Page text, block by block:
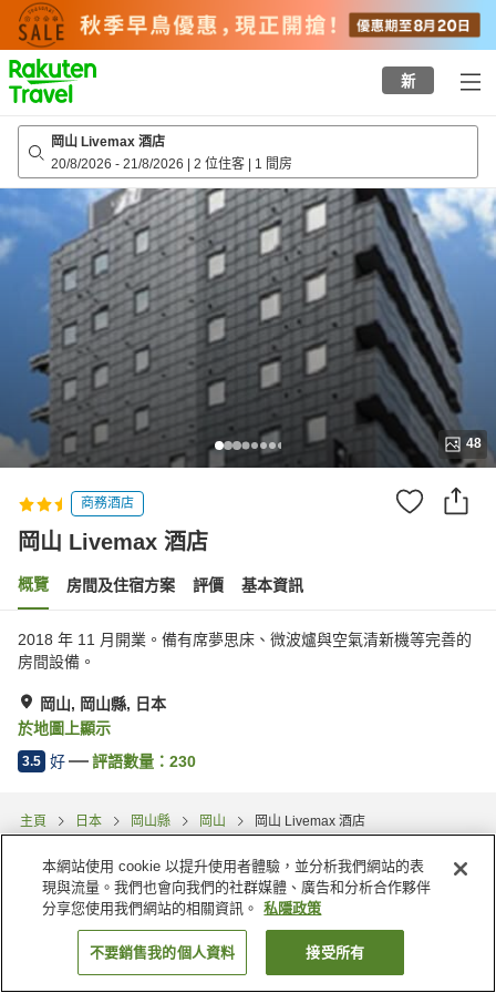
to
top
page
新
岡山 Livemax 酒店
20/8/2026 - 21/8/2026 | 2 位住客 | 1 間房
48
商務酒店
岡山 Livemax 酒店
概覽 房間及住宿方案 評價 基本資訊
2018 年 11 月開業。備有席夢思床、微波爐與空氣清新機等完善的
房間設備。
岡山, 岡山縣, 日本
於地圖上顯示
3.5 好 評語數量： 230
主頁 日本 岡山縣 岡山 岡山 Livemax 酒店
找客房
本網站使用 cookie 以提升使用者體驗，並分析我們網站的表
現與流量。我們也會向我們的社群媒體、廣告和分析合作夥伴
分享您使用我們網站的相關資訊。
私隱政策
不要銷售我的個人資料 接受所有